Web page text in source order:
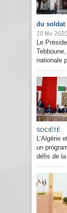
du soldat
10 fév
Le
nationale
SOCIÉTÉ
L’Algérie
un
défis de